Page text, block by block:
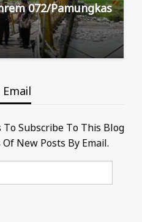
072/Pamungkas
To Subscribe To This Blog
New Posts By Email.